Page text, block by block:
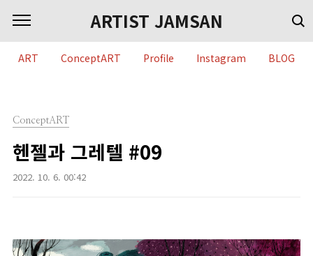
ARTIST JAMSAN
ART ConceptART Profile Instagram BLOG
ConceptART
헨젤과 그레텔 #09
2022. 10. 6. 00:42